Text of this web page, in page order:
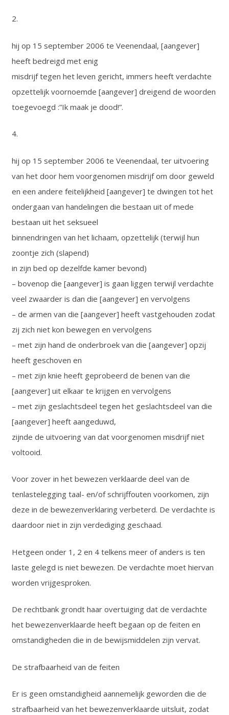
2.
hij op 15 september 2006 te Veenendaal, [aangever]
heeft bedreigd met enig
misdrijf tegen het leven gericht, immers heeft verdachte
opzettelijk voornoemde [aangever] dreigend de woorden
toegevoegd :”Ik maak je dood!”.
4.
hij op 15 september 2006 te Veenendaal, ter uitvoering
van het door hem voorgenomen misdrijf om door geweld
en een andere feitelijkheid [aangever] te dwingen tot het
ondergaan van handelingen die bestaan uit of mede
bestaan uit het seksueel
binnendringen van het lichaam, opzettelijk (terwijl hun
zoontje zich (slapend)
in zijn bed op dezelfde kamer bevond)
– bovenop die [aangever] is gaan liggen terwijl verdachte
veel zwaarder is dan die [aangever] en vervolgens
– de armen van die [aangever] heeft vastgehouden zodat
zij zich niet kon bewegen en vervolgens
– met zijn hand de onderbroek van die [aangever] opzij
heeft geschoven en
– met zijn knie heeft geprobeerd de benen van die
[aangever] uit elkaar te krijgen en vervolgens
– met zijn geslachtsdeel tegen het geslachtsdeel van die
[aangever] heeft aangeduwd,
zijnde de uitvoering van dat voorgenomen misdrijf niet
voltooid.
Voor zover in het bewezen verklaarde deel van de
tenlastelegging taal- en/of schrijffouten voorkomen, zijn
deze in de bewezenverklaring verbeterd. De verdachte is
daardoor niet in zijn verdediging geschaad.
Hetgeen onder 1, 2 en 4 telkens meer of anders is ten
laste gelegd is niet bewezen. De verdachte moet hiervan
worden vrijgesproken.
De rechtbank grondt haar overtuiging dat de verdachte
het bewezenverklaarde heeft begaan op de feiten en
omstandigheden die in de bewijsmiddelen zijn vervat.
De strafbaarheid van de feiten
Er is geen omstandigheid aannemelijk geworden die de
strafbaarheid van het bewezenverklaarde uitsluit, zodat